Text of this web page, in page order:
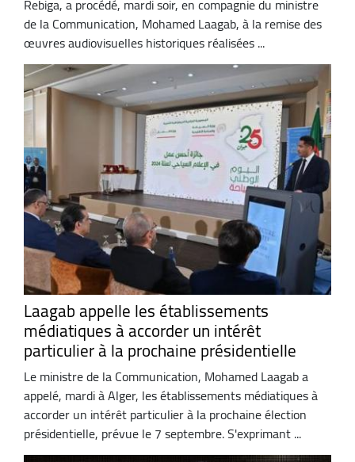
de la Communication, Mohamed Laagab, à la remise des
œuvres audiovisuelles historiques réalisées ...
Laagab appelle les établissements
médiatiques à accorder un intérêt
particulier à la prochaine présidentielle
Le ministre de la Communication, Mohamed Laagab a
appelé, mardi à Alger, les établissements médiatiques à
accorder un intérêt particulier à la prochaine élection
présidentielle, prévue le 7 septembre. S'exprimant ...